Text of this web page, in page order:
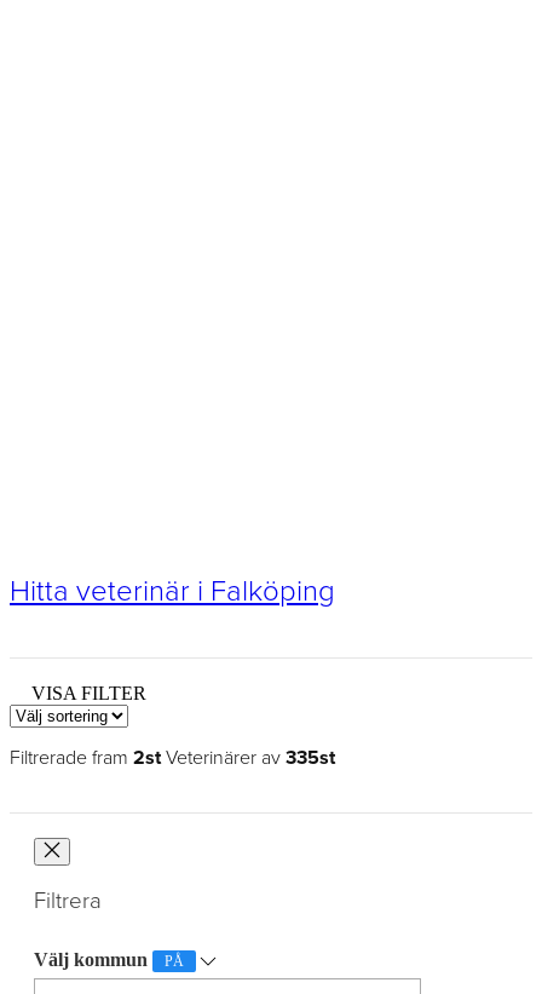
Hitta veterinär i Falköping
VISA FILTER
Filtrerade fram 2stVeterinärer av 335st
Filtrera
Välj kommun PÅ